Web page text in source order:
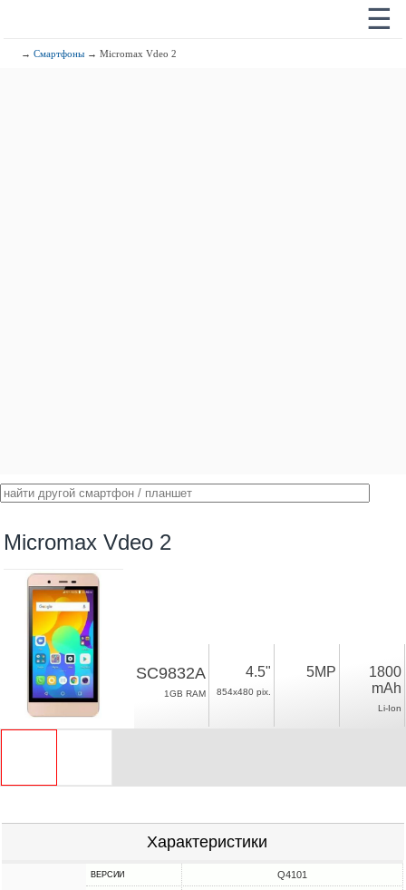
☰
→Смартфоны → Micromax Vdeo 2
Micromax Vdeo 2
SC9832A
1GB RAM
4.5"
854x480 pix.
5MP
1800
mAh
Li-Ion
Характеристики
ВЕРСИИ Q4101